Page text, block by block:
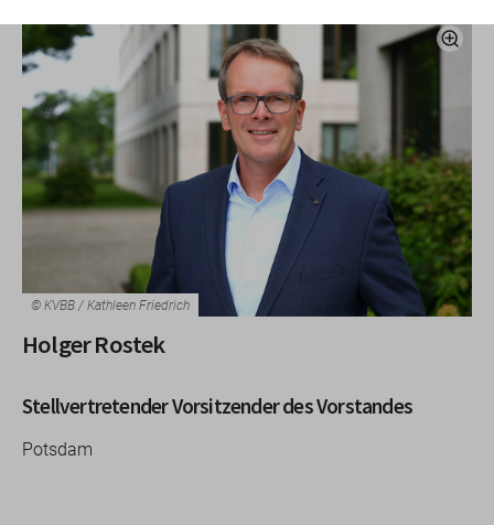
© KVBB / Kathleen Friedrich
Holger Rostek
Stellvertretender Vorsitzender des Vorstandes
Potsdam